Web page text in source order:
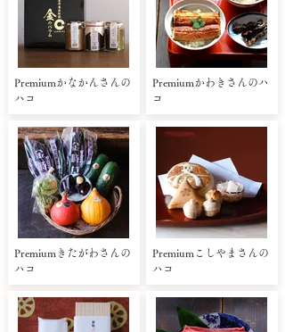
Premiumかなかんさんの
ハコ
Premiumきたがわさんの
ハコ
Premiumかわきさんのハ
コ
Premiumこしやまさんの
ハコ